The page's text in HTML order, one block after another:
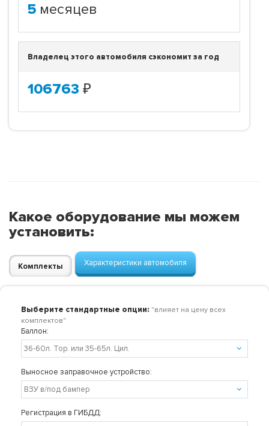
5 месяцев
Владелец этого автомобиля сэкономит за год
106763 ₽
Какое оборудование мы можем
установить:
Комплекты Характеристики автомобиля
Выберите стандартные опции: "влияет на цену всех
комплектов"
Баллон:
Выносное заправочное устройство:
Регистрация в ГИБДД: